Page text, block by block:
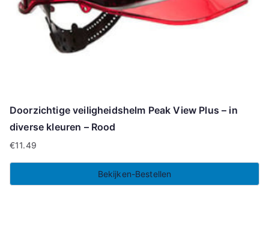
Doorzichtige veiligheidshelm Peak View Plus – in
diverse kleuren – Rood
€11.49
Bekijken-Bestellen